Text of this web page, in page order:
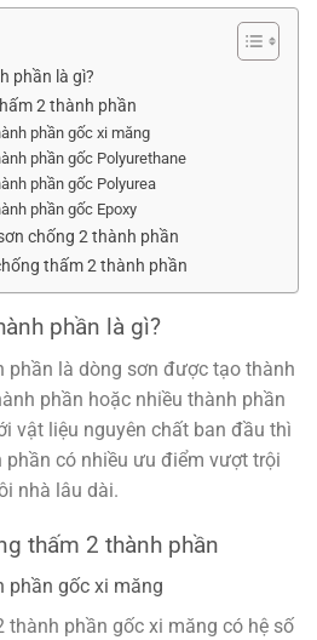
phần là gì?
2 thành phần
phần gốc xi măng
phần gốc Polyurethane
phần gốc Polyurea
phần gốc Epoxy
chống 2 thành phần
thấm 2 thành phần
phần là gì?
phần là dòng sơn được tạo thành
phần hoặc nhiều thành phần
vật liệu nguyên chất ban đầu thì
có nhiều ưu điểm vượt trội
nhà lâu dài.
thấm 2 thành phần
phần gốc xi măng
thành phần gốc xi măng có hệ số